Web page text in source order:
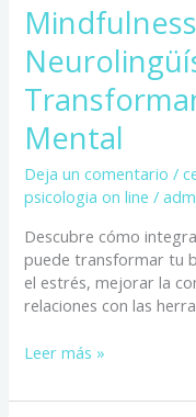
Mental
Deja un comentario /
psicologia on line /
Descubre cómo
puede transformar tu
el estrés, mejorar la
relaciones con las
Mindfulness
y
Neurolingüística:
Bienestar
Mental
Leer más »